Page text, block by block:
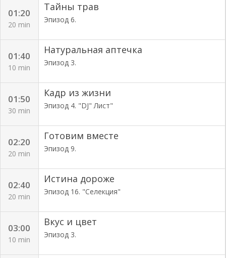
01:20
20 min
Тайны трав
Эпизод 6.
01:40
10 min
Натуральная аптечка
Эпизод 3.
01:50
30 min
Кадр из жизни
Эпизод 4. "DJ" Лист"
02:20
20 min
Готовим вместе
Эпизод 9.
02:40
20 min
Истина дороже
Эпизод 16. "Селекция"
03:00
10 min
Вкус и цвет
Эпизод 3.